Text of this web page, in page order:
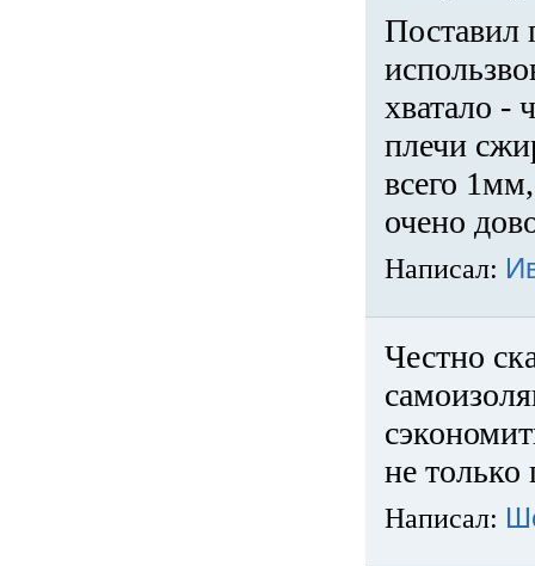
Поставил
хватало -
плечи
всего
очено
Написал:
Честно
не только
Написал: